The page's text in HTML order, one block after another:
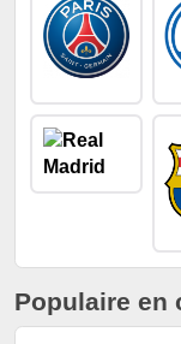
Populaire en